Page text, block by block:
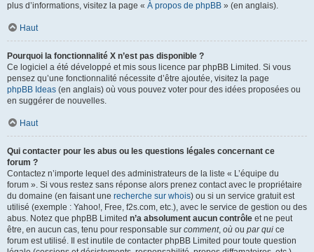
plus d’informations, visitez la page « À propos de phpBB » (en anglais).
Haut
Pourquoi la fonctionnalité X n’est pas disponible ?
Ce logiciel a été développé et mis sous licence par phpBB Limited. Si vous
pensez qu’une fonctionnalité nécessite d’être ajoutée, visitez la page
phpBB Ideas (en anglais) où vous pouvez voter pour des idées proposées ou
en suggérer de nouvelles.
Haut
Qui contacter pour les abus ou les questions légales concernant ce
forum ?
Contactez n’importe lequel des administrateurs de la liste « L’équipe du
forum ». Si vous restez sans réponse alors prenez contact avec le propriétaire
du domaine (en faisant une recherche sur whois) ou si un service gratuit est
utilisé (exemple : Yahoo!, Free, f2s.com, etc.), avec le service de gestion ou des
abus. Notez que phpBB Limited n’a absolument aucun contrôle et ne peut
être, en aucun cas, tenu pour responsable sur comment, où ou par qui ce
forum est utilisé. Il est inutile de contacter phpBB Limited pour toute question